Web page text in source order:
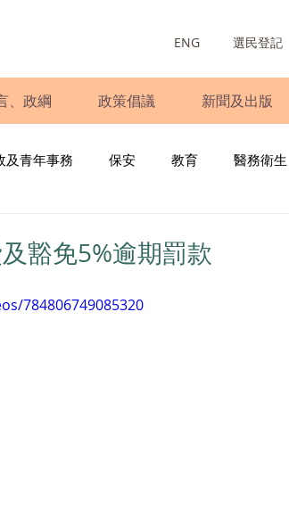
ENG 選民登記
、政綱 政策倡議 新聞及出版
及青年事務 保安 教育 醫務衛生
選舉 義工
豁免5%逾期罰款
784806749085320